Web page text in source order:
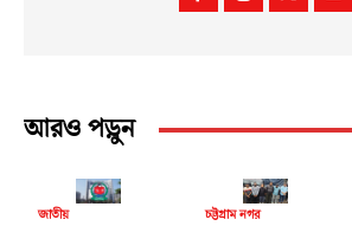
আরও পড়ুন
জাতীয় চট্টগ্রাম নগর